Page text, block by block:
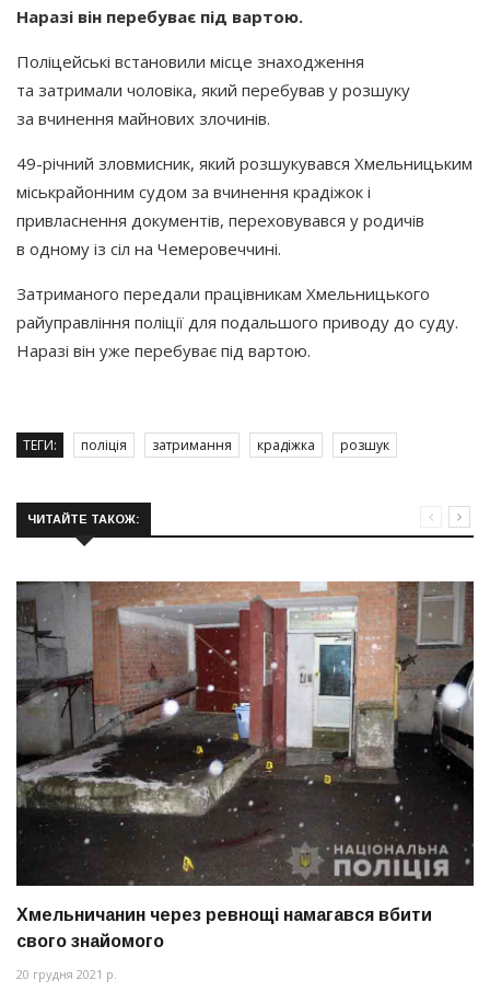
Наразі він перебуває під вартою.
Поліцейські встановили місце знаходження
та затримали чоловіка, який перебував у розшуку
за вчинення майнових злочинів.
49-річний зловмисник, який розшукувався Хмельницьким
міськрайонним судом за вчинення крадіжок і
привласнення документів, переховувався у родичів
в одному із сіл на Чемеровеччині.
Затриманого передали працівникам Хмельницького
райуправління поліції для подальшого приводу до суду.
Наразі він уже перебуває під вартою.
ТЕГИ: поліція затримання крадіжка розшук
ЧИТАЙТЕ ТАКОЖ:
Хмельничанин через ревнощі намагався вбити
свого знайомого
20 грудня 2021 р.